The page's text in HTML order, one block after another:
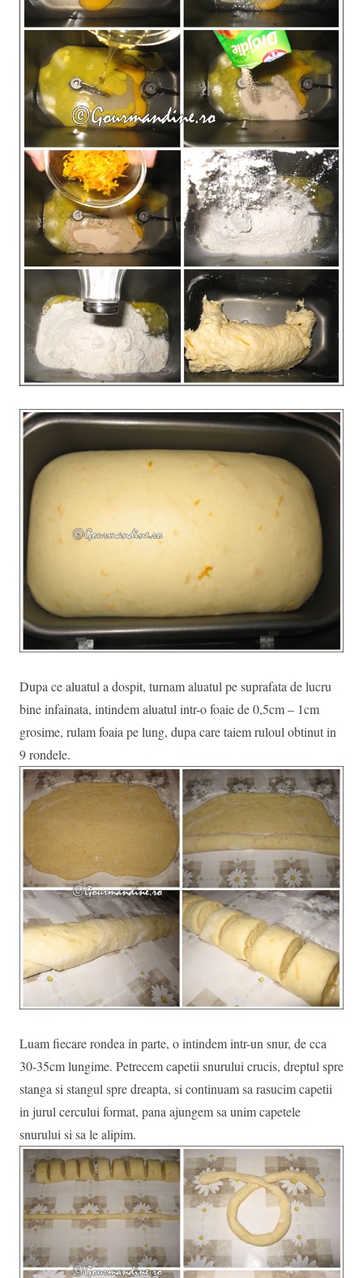
Dupa ce aluatul a dospit, turnam aluatul pe suprafata de lucru
bine infainata, intindem aluatul intr-o foaie de 0,5cm – 1cm
grosime, rulam foaia pe lung, dupa care taiem ruloul obtinut in
9 rondele.
Luam fiecare rondea in parte, o intindem intr-un snur, de cca
30-35cm lungime. Petrecem capetii snurului crucis, dreptul spre
stanga si stangul spre dreapta, si continuam sa rasucim capetii
in jurul cercului format, pana ajungem sa unim capetele
snurului si sa le alipim.